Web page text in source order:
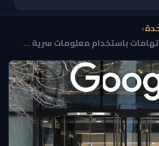
›
باستخدام معلومات سرية ...